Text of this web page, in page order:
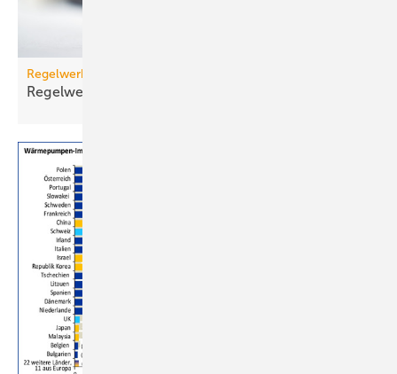
Regelwerk
Regelwerk-Update für November